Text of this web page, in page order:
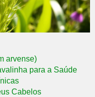
arvense)
para a Saúde
Cabelos